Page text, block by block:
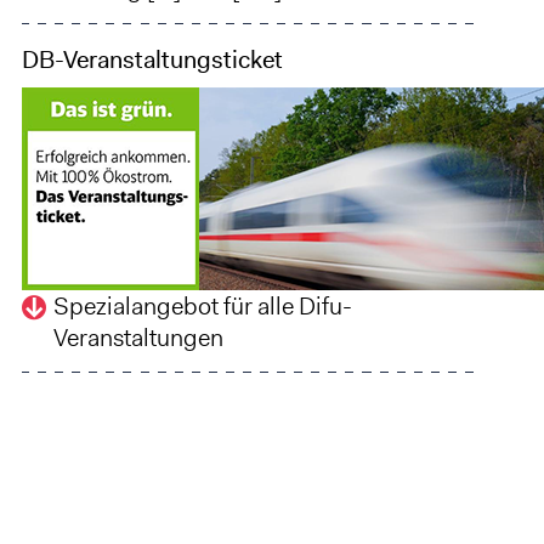
DB-Veranstaltungsticket
Spezialangebot für alle Difu-
Veranstaltungen